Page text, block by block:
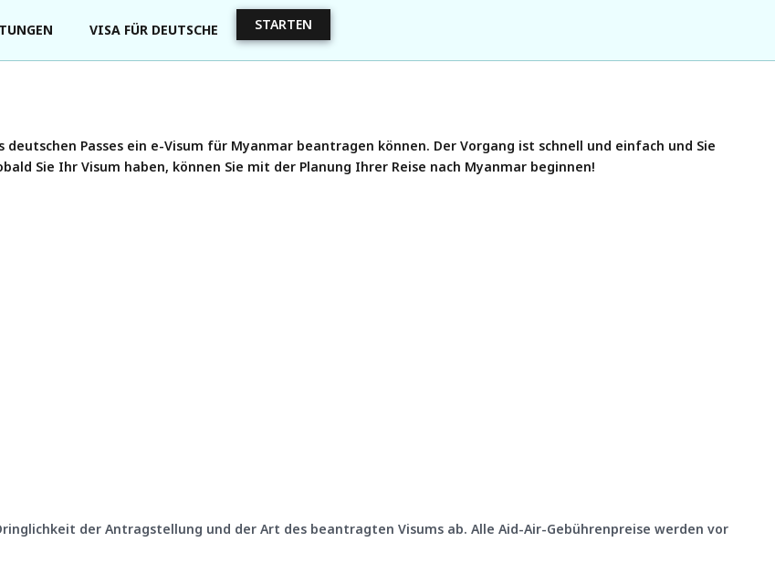
VISA FÜR DEUTSCHE STARTEN
Passes ein e-Visum für Myanmar beantragen können. Der Vorgang ist schnell und einfach und Sie
Sie Ihr Visum haben, können Sie mit der Planung Ihrer Reise nach Myanmar beginnen!
der Antragstellung und der Art des beantragten Visums ab. Alle Aid-Air-Gebührenpreise werden vor